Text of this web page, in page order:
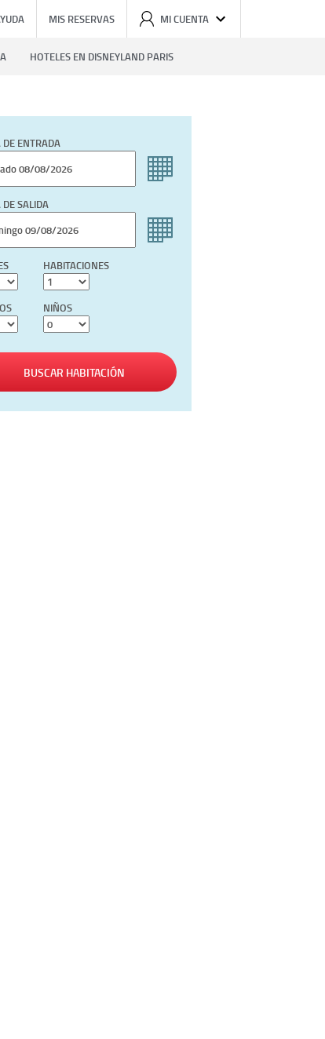
MIS RESERVAS MI CUENTA
HOTELES EN DISNEYLAND PARIS
DE ENTRADA
DE SALIDA
HABITACIONES
NIÑOS
BUSCAR HABITACIÓN